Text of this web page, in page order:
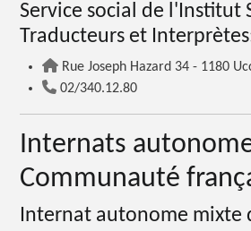
Service social de l'Institut
Traducteurs et
Rue Joseph Hazard 34 - 1180
02/340.12.80
Internats
Communauté
Internat autonome mixte